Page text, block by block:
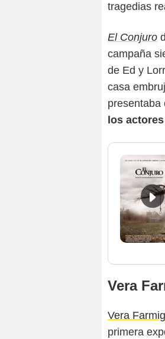
tragedias
El Conjuro
campaña
de Ed y
casa
presentaba
los
Vera
Vera
primera